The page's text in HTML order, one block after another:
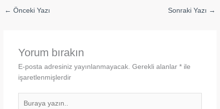
← Önceki Yazı Sonraki Yazı →
Yorum bırakın
E-posta adresiniz yayınlanmayacak. Gerekli alanlar *ile
işaretlenmişlerdir